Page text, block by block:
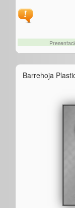
Barrehoja